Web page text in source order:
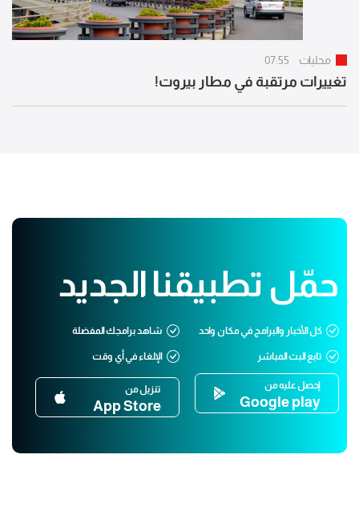
محليات 07:55
تغييرات مرتقبة في مطار بيروت!
حمّل تطبيقنا الجديد
كل الأخبار والبرامج في مكان واحد شاهد برامجك المفضلة
تابع البث المباشر الإلغاء في أي وقت
إحصل عليه من
Google play
تنزيل من
App Store